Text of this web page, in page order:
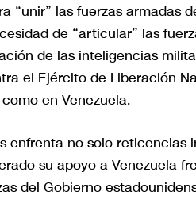
“unir” las fuerzas armadas
de “articular” las
de las inteligencias
el Ejército de Liberación
en Venezuela.
enfrenta no solo reticencias
su apoyo a Venezuela
del Gobierno